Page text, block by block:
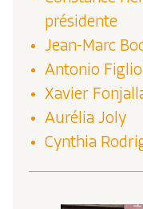
présidente
Jean-Marc
Antonio
Xavier
Aurélia Joly
Cynthia